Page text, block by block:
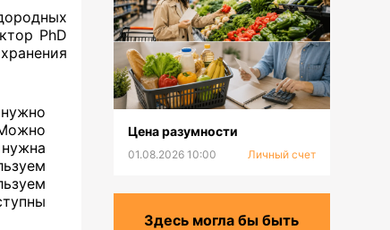
PhD
Цена разумности
01.08.2026 10:00 Личный счет
Здесь могла бы быть